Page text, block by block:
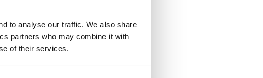
to analyse our traffic. We also share
partners who may combine it with
of their services.